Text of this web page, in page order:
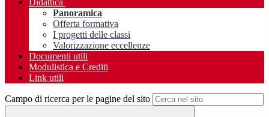
Didattica
Panoramica
Offerta formativa
I progetti delle classi
Valorizzazione eccellenze
Documenti utili
Modulistica e Crediti
Link utili
Campo di ricerca per le pagine del sito